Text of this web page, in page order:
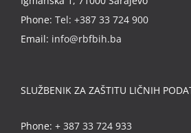
Phone: Tel: +387 33 724 900
Email: info@rbfbih.ba
SLUŽBENIK ZA ZAŠTITU LIČNIH
Phone: + 387 33 724 933